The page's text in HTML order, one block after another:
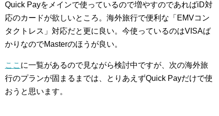
Quick Payをメインで使っているので増やすのであればiD対
応のカードが欲しいところ。海外旅行で便利な「EMVコン
タクトレス」対応だと更に良い。今使っているのはVISAば
かりなのでMasterのほうが良い。
ここ に一覧があるので見ながら検討中ですが、次の海外旅
行のプランが固まるまでは、とりあえずQuick Payだけで使
おうと思います。